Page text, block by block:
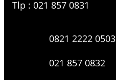
Tlp : 021 857 0831
0821 2222 0503
021 857 0832